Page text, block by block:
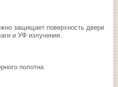
защищает поверхность двери
и УФ излучения.
полотна